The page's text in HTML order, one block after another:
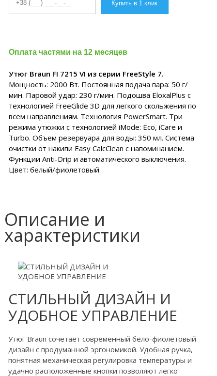
Оплата частями на 12 месяцев
Утюг Braun FI 7215 VI из серии FreeStyle 7.
Мощность: 2000 Вт. Постоянная подача пара: 50 г/
мин. Паровой удар: 230 г/мин. Подошва EloxalPlus с
технологией FreeGlide 3D для легкого скольжения по
всем направлениям. Технология PowerSmart. Три
режима утюжки с технологией iMode: Eco, iCare и
Turbo. Объем резервуара для воды: 350 мл. Система
очистки от накипи Easy CalcClean с напоминанием.
Функции Anti-Drip и автоматического выключения.
Цвет: белый/фиолетовый.
Описание и
характеристики
СТИЛЬНЫЙ ДИЗАЙН И
УДОБНОЕ УПРАВЛЕНИЕ
Утюг Braun сочетает современный бело-фиолетовый
дизайн с продуманной эргономикой. Удобная ручка,
понятная механическая регулировка температуры и
удачно расположенные кнопки позволяют легко